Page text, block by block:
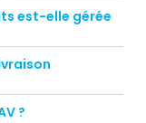
est-elle gérée
?